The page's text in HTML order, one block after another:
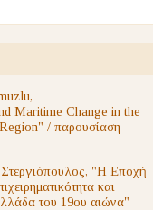
Maritime Change in the
/ παρουσίαση
Στεργιόπουλος, "Η Εποχή
και
του 19ου αιώνα"